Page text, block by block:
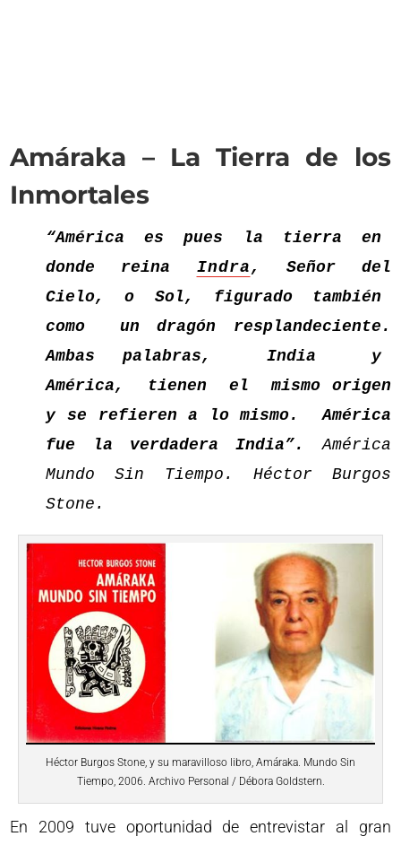
Amáraka – La Tierra de los
Inmortales
“América es pues la tierra en
donde reina Indra, Señor del
Cielo, o Sol, figurado también
como un dragón resplandeciente.
Ambas palabras, India y
América, tienen el mismo origen
y se refieren a lo mismo. América
fue la verdadera India”.
América
Mundo Sin Tiempo. Héctor Burgos
Stone.
Héctor Burgos Stone, y su maravilloso libro, Amáraka. Mundo Sin
Tiempo, 2006. Archivo Personal / Débora Goldstern.
En 2009 tuve oportunidad de entrevistar al gran